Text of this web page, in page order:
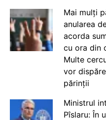
Mai mulți
anularea
acorda
cu ora din
Multe
vor
părinții
Ministrul
Pîslaru: În